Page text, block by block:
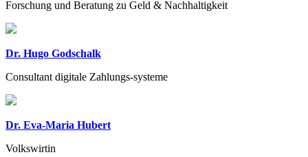
Forschung und Beratung zu Geld & Nachhaltigkeit
Dr. Hugo Godschalk
Consultant digitale Zahlungs-systeme
Dr. Eva-Maria Hubert
Volkswirtin